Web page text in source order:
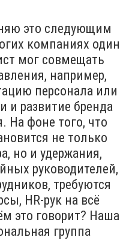
это следующим
компаниях один
мог совмещать
например,
персонала или
и развитие бренда
На фоне того, что
не только
но и удержания,
руководителей,
требуются
HR-рук на всё
это говорит? Наша
группа